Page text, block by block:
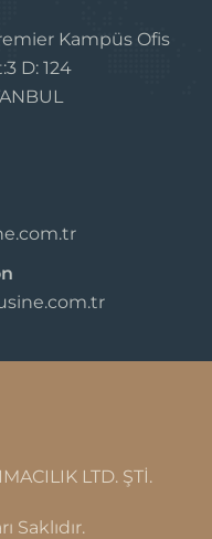
Kampüs Ofis
D: 124
LTD. ŞTİ.
Saklıdır.